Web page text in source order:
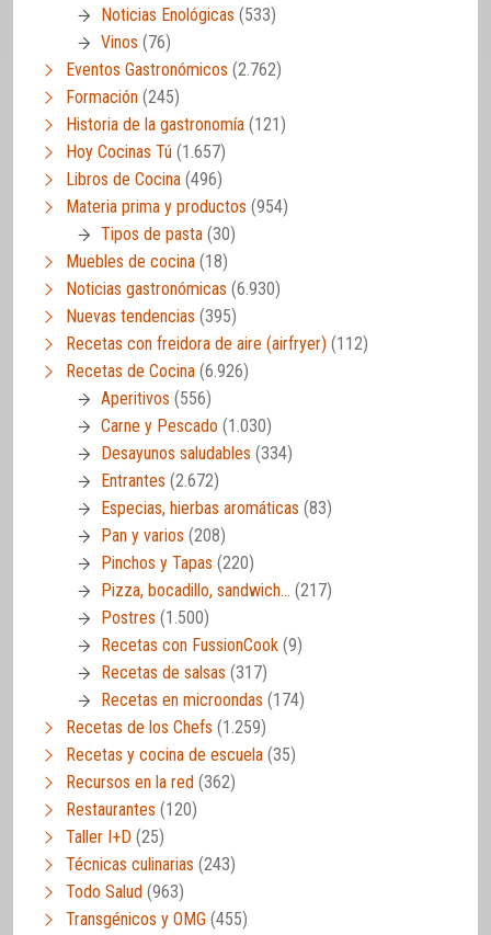
Noticias Enológicas (533)
Vinos (76)
Eventos Gastronómicos (2.762)
Formación (245)
Historia de la gastronomía (121)
Hoy Cocinas Tú (1.657)
Libros de Cocina (496)
Materia prima y productos (954)
Tipos de pasta (30)
Muebles de cocina (18)
Noticias gastronómicas (6.930)
Nuevas tendencias (395)
Recetas con freidora de aire (airfryer) (112)
Recetas de Cocina (6.926)
Aperitivos (556)
Carne y Pescado (1.030)
Desayunos saludables (334)
Entrantes (2.672)
Especias, hierbas aromáticas (83)
Pan y varios (208)
Pinchos y Tapas (220)
Pizza, bocadillo, sandwich… (217)
Postres (1.500)
Recetas con FussionCook (9)
Recetas de salsas (317)
Recetas en microondas (174)
Recetas de los Chefs (1.259)
Recetas y cocina de escuela (35)
Recursos en la red (362)
Restaurantes (120)
Taller I+D (25)
Técnicas culinarias (243)
Todo Salud (963)
Transgénicos y OMG (455)